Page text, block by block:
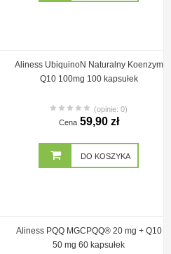
Aliness UbiquinoN Naturalny Koenzym
Q10 100mg 100 kapsułek
(opinie: 0)
Cena 59,90 zł
DO KOSZYKA
Aliness PQQ MGCPQQ® 20 mg + Q10
50 mg 60 kapsułek